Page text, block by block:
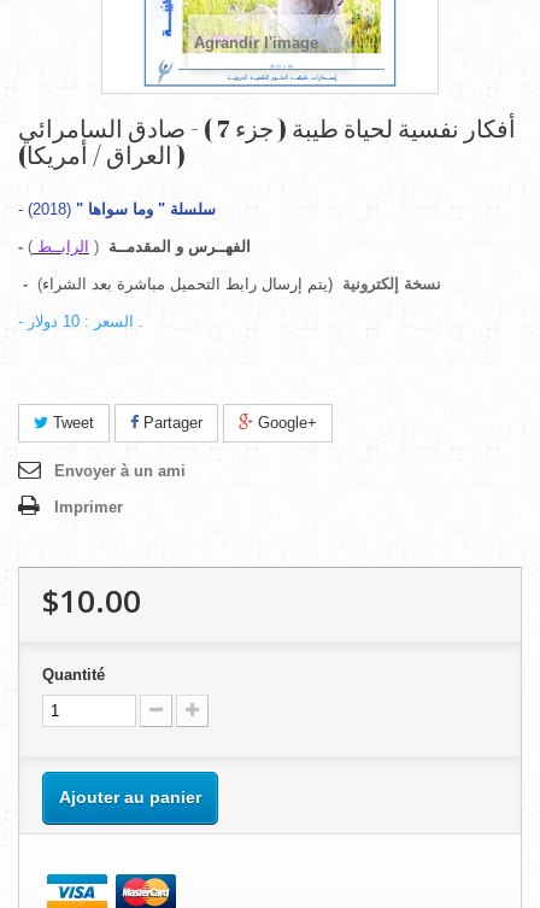
Agrandir l'image
أفكار نفسية لحياة طيبة ( جزء 7 ) - صادق السامرائي
( العراق / أمريكا)
- سلسلة " وما سواها "
- الفهــرس و المقدمــة ( الرابــط )
- نسخة إلكترونية (يتم إرسال رابط التحميل مباشرة بعد الشراء)
- السعر : 10 دولار .
Tweet Partager Google+
Envoyer à un ami
Imprimer
$10.00
Quantité
Ajouter au panier